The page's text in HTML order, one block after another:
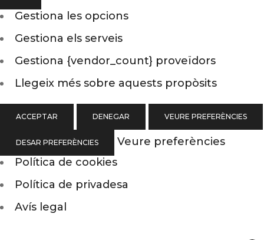
Gestiona les opcions
Gestiona els serveis
Gestiona {vendor_count} proveïdors
Llegeix més sobre aquests propòsits
ACCEPTAR DENEGAR VEURE PREFERÈNCIES
DESAR PREFERÈNCIES
Veure preferències
Política de cookies
Política de privadesa
Avís legal